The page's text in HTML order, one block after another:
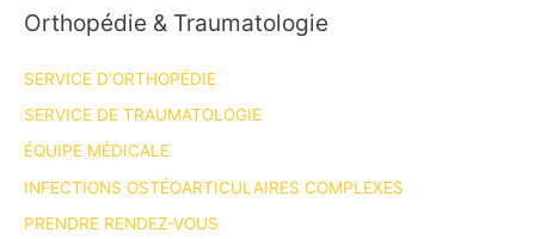
7
8
décembre
Orthopédie & Traumatologie
SERVICE D’ORTHOPÉDIE
SERVICE DE TRAUMATOLOGIE
ÉQUIPE MÉDICALE
INFECTIONS OSTÉOARTICULAIRES COMPLEXES
PRENDRE RENDEZ-VOUS